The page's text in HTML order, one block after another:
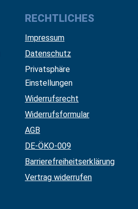
RECHTLICHES
Impressum
Datenschutz
Privatsphäre
Einstellungen
Widerrufsrecht
Widerrufsformular
AGB
DE-ÖKO-009
Barrierefreiheitserklärung
Vertrag widerrufen